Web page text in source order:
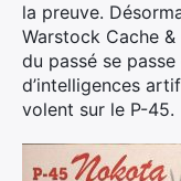
la preuve.
Warstock Cache
du passé se
d’intelligences
volent sur le P-45.